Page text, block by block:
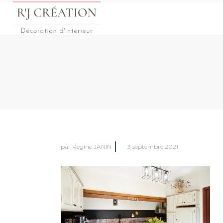
par Régine JANIN 3 septembre 2021